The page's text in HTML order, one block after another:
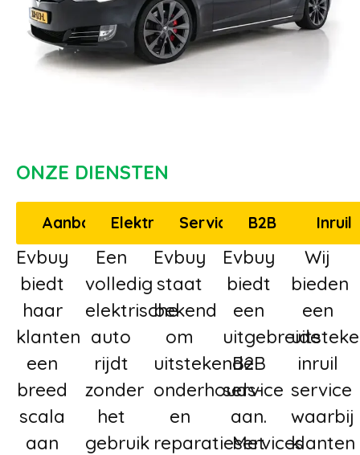
ONZE DIENSTEN
Aanbod
Evbuy
biedt
haar
klanten
een
breed
scala
aan
Elektrisch
Een
volledig
elektrische
auto
rijdt
zonder
het
gebruik
Service
Evbuy
staat
bekend
om
uitstekende
onderhouds-
en
reparatieservices
B2B
Evbuy
biedt
een
uitgebreide
B2B
service
aan.
Met
Inruil
Wij
bieden
een
inruil
service
waarbij
klanten